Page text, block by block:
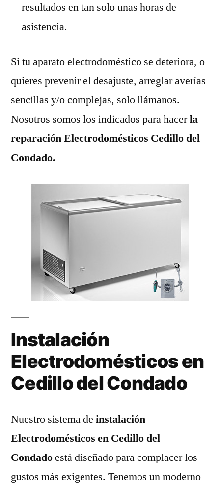
resultados en tan solo unas horas de
asistencia.
Si tu aparato electrodoméstico se deteriora, o
quieres prevenir el desajuste, arreglar averías
sencillas y/o complejas, solo llámanos.
Nosotros somos los indicados para hacerla
reparación Electrodomésticos Cedillo del
Condado.
Instalación
Electrodomésticos en
Cedillo del Condado
Nuestro sistema de instalación
Electrodomésticos en Cedillo del
Condadoestá diseñado para complacer los
gustos más exigentes. Tenemos un moderno